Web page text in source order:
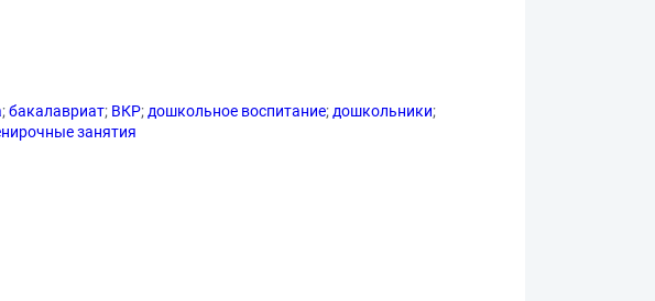
;бакалавриат; ВКР; дошкольное воспитание; дошкольники;
занятия